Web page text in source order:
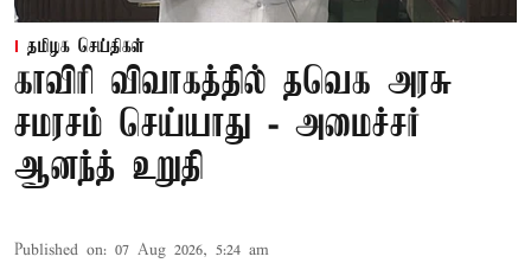
தமிழக செய்திகள்
காவிரி விவாகத்தில் தவெக அரசு
சமரசம் செய்யாது - அமைச்சர்
ஆனந்த் உறுதி
Published on: 07 Aug 2026, 5:24 am